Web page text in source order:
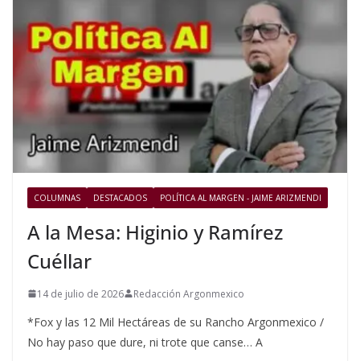
COLUMNAS DESTACADOS POLÍTICA AL MARGEN - JAIME ARIZMENDI
A la Mesa: Higinio y Ramírez
Cuéllar
14 de julio de 2026 Redacción Argonmexico
*Fox y las 12 Mil Hectáreas de su Rancho Argonmexico /
No hay paso que dure, ni trote que canse… A